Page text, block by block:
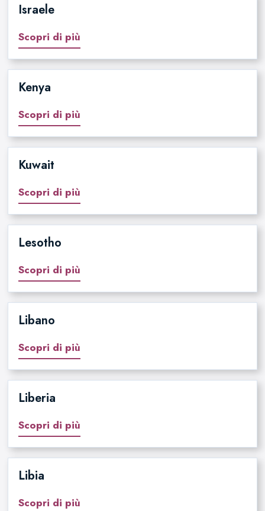
Israele
Scopri di più
Kenya
Scopri di più
Kuwait
Scopri di più
Lesotho
Scopri di più
Libano
Scopri di più
Liberia
Scopri di più
Libia
Scopri di più